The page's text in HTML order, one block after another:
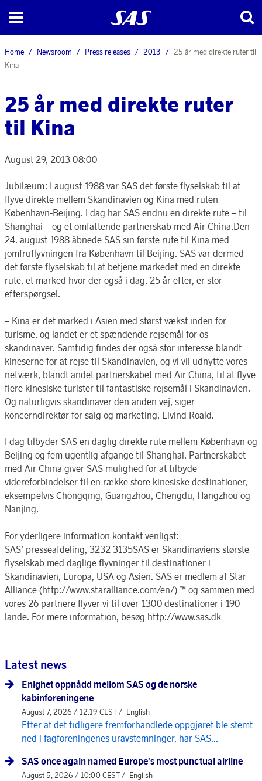
Home Newsroom Press releases 2013
25 år med direkte ruter til
Kina
25 år med direkte ruter
til Kina
August 29, 2013 08:00
Jubilæum: I august 1988 var SAS det første flyselskab til at
flyve direkte mellem Skandinavien og Kina med ruten
København-Beijing. I dag har SAS endnu en direkte rute – til
Shanghai – og et omfattende partnerskab med Air China.Den
24. august 1988 åbnede SAS sin første rute til Kina med
jomfruflyvningen fra København til Beijing. SAS var dermed
det første flyselskab til at betjene markedet med en direkte
rute, et marked hvor der også i dag, 25 år efter, er stor
efterspørgsel.
– Kina er det marked i Asien med størst vækst inden for
turisme, og landet er et spændende rejsemål for os
skandinaver. Samtidig findes der også stor interesse blandt
kineserne for at rejse til Skandinavien, og vi vil udnytte vores
netværk, blandt andet partnerskabet med Air China, til at flyve
flere kinesiske turister til fantastiske rejsemål i Skandinavien.
Og naturligvis skandinaver den anden vej, siger
koncerndirektør for salg og marketing, Eivind Roald.
I dag tilbyder SAS en daglig direkte rute mellem København og
Beijing og fem ugentlig afgange til Shanghai. Partnerskabet
med Air China giver SAS mulighed for at tilbyde
videreforbindelser til en række store kinesiske destinationer,
eksempelvis Chongqing, Guangzhou, Chengdu, Hangzhou og
Nanjing.
For yderligere information kontakt venligst:
SAS’ presseafdeling, 3232 3135SAS er Skandinaviens største
flyselskab med daglige flyvninger til destinationer i
Skandinavien, Europa, USA og Asien. SAS er medlem af Star
Alliance (http://www.staralliance.com/en/) ™ og sammen med
vores 26 partnere flyver vi til over 1300 destinationer i 190
lande. For mere information, besøg http://www.sas.dk
Latest news
Enighet oppnådd mellom SAS og de norske
kabinforeningene
August 7, 2026 / 12:19 CEST / English
Etter at det tidligere fremforhandlede oppgjøret ble stemt
ned i fagforeningenes uravstemninger, har SAS...
SAS once again named Europe's most punctual airline
August 5, 2026 / 10:00 CEST / English